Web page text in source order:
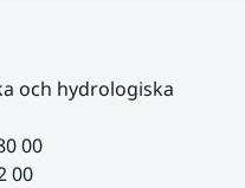
och hydrologiska
00
00